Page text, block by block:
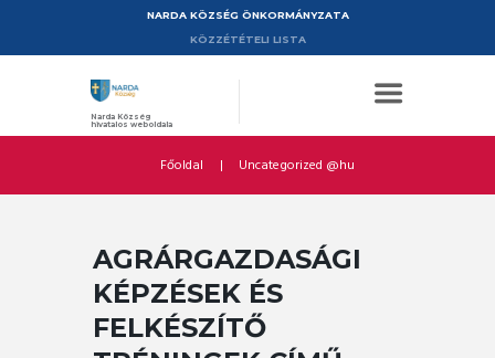
NARDA KÖZSÉG ÖNKORMÁNYZATA
KÖZZÉTÉTELI LISTA
Narda Község
hivatalos weboldala
Főoldal Uncategorized @hu
AGRÁRGAZDASÁGI
KÉPZÉSEK ÉS
FELKÉSZÍTŐ